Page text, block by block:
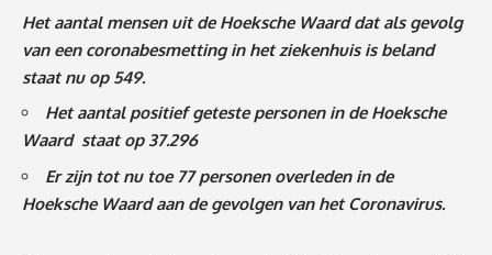
Het aantal mensen uit de Hoeksche Waard dat als gevolg
van een coronabesmetting in het ziekenhuis is beland
staat nu op 549.
Het aantal positief geteste personen in de Hoeksche
Waard staat op 37.296
Er zijn tot nu toe 77 personen overleden in de
Hoeksche Waard aan de gevolgen van het Coronavirus.